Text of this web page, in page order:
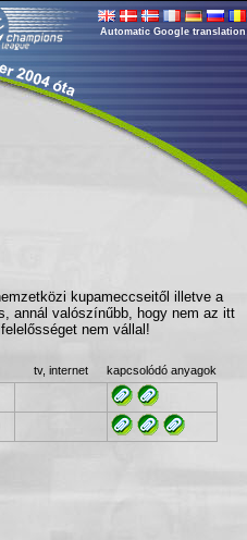
Automatic Google translation
kupameccseitől illetve a
annál valószínűbb, hogy nem az itt
nem vállal!
tv, internet
kapcsolódó anyagok